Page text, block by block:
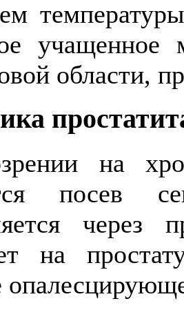
учащенное
области,
на
посев
на